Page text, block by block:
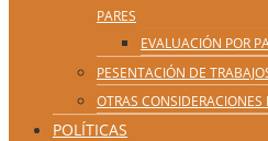
PARES
EVALUACIÓN POR
PESENTACIÓN DE
OTRAS CONSIDERACIONES
POLÍTICAS